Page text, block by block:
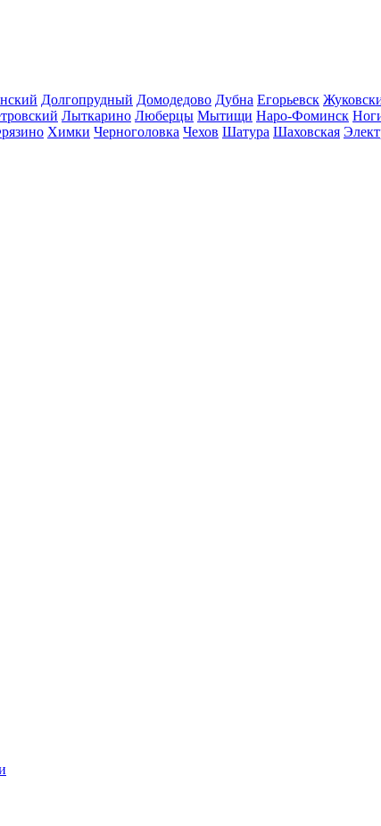
Долгопрудный Домодедово Дубна Егорьевск
Лыткарино Люберцы Мытищи Наро-Фоминск
Химки Черноголовка Чехов Шатура Шаховская